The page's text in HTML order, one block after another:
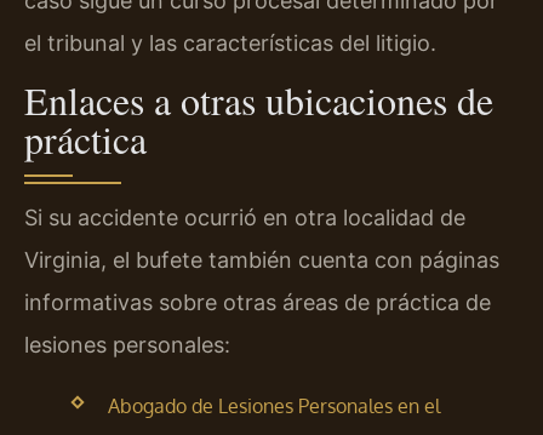
el tribunal y las características del litigio.
Enlaces a otras ubicaciones de
práctica
Si su accidente ocurrió en otra localidad de
Virginia, el bufete también cuenta con páginas
informativas sobre otras áreas de práctica de
lesiones personales:
Abogado de Lesiones Personales en el